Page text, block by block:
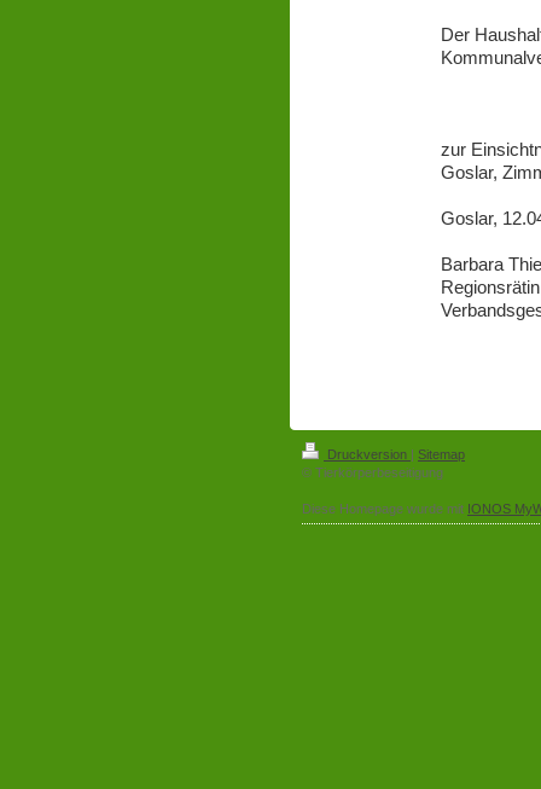
Der
zur
Goslar,
Goslar,
Barbara
Regionsrätin
Druckversion | Sitemap
© Tierkörperbeseitigung
Diese Homepage wurde mit IONOS